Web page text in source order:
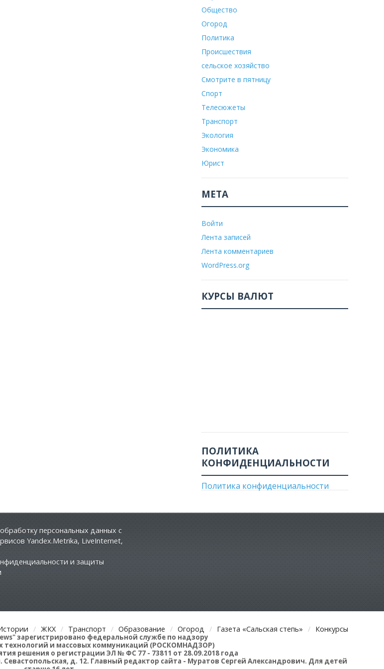
Общество
Огород
Политика
Происшествия
сельское хозяйство
Смотрите в пятницу
Спорт
Телесюжеты
Транспорт
Экология
Экономика
Юрист
МЕТА
Войти
Лента записей
Лента комментариев
WordPress.org
КУРСЫ ВАЛЮТ
ПОЛИТИКА
КОНФИДЕНЦИАЛЬНОСТИ
Политика конфиденциальности
персональных данных с
Yandex.Metrika, LiveInternet,
и защиты
ЖКХ Транспорт Образование Огород Газета «Сальская степь» Конкурсы
зарегистрировано федеральной службе по надзору
технологий и массовых коммуникаций (РОСКОМНАДЗОР)
решения о регистрации ЭЛ № ФС 77 - 73811 от 28.09.2018 года
Севастопольская, д. 12. Главный редактор сайта - Муратов Сергей Александрович. Для детей